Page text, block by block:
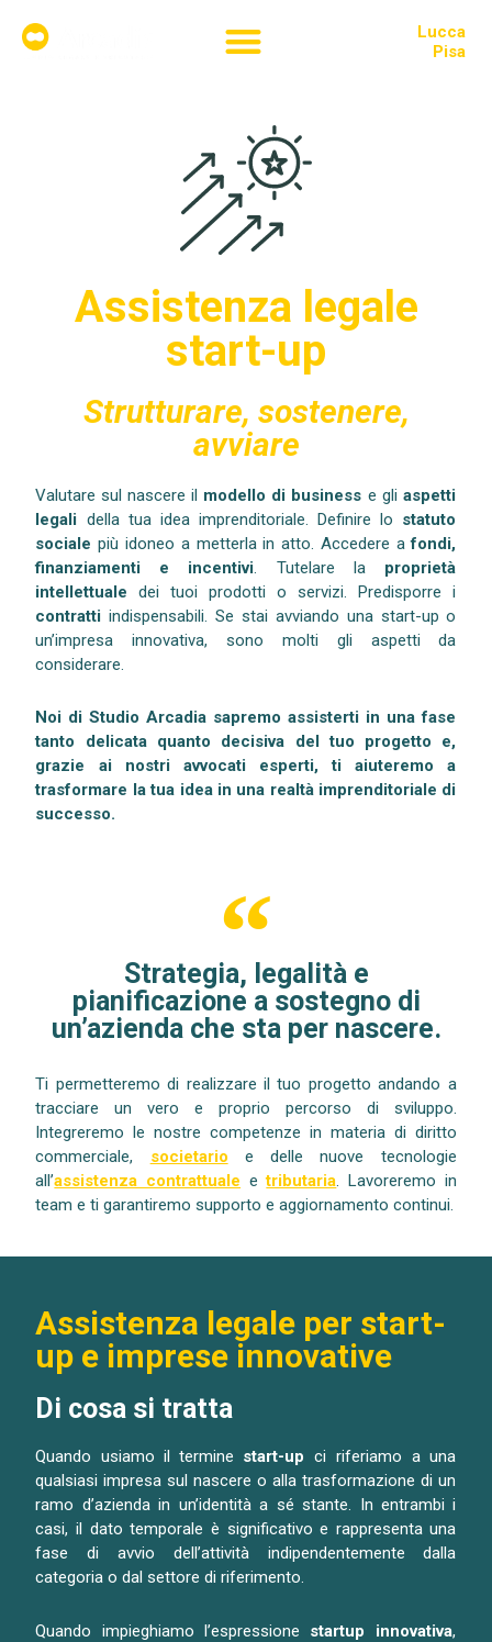
Lucca
Pisa
Assistenza legale
start-up
Strutturare, sostenere,
avviare
Valutare sul nascere il modello di business e gliaspetti
legali della tua idea imprenditoriale. Definire lo statuto
sociale più idoneo a metterla in atto. Accedere afondi,
finanziamenti e incentivi. Tutelare la proprietà
intellettuale dei tuoi prodotti o servizi. Predisporre i
contratti indispensabili. Se stai avviando una start-up o
un’impresa innovativa, sono molti gli aspetti da
considerare.
Noi di Studio Arcadia sapremo assisterti in una fase
tanto delicata quanto decisiva del tuo progetto e,
grazie ai nostri avvocati esperti, ti aiuteremo a
trasformare la tua idea in una realtà imprenditoriale di
successo.
Strategia, legalità e
pianificazione a sostegno di
un’azienda che sta per nascere.
Ti permetteremo di realizzare il tuo progetto andando a
tracciare un vero e proprio percorso di sviluppo.
Integreremo le nostre competenze in materia di diritto
commerciale, societario
e delle nuove tecnologie
all’assistenza contrattuale etributaria. Lavoreremo in
team e ti garantiremo supporto e aggiornamento continui.
Assistenza legale per start-
up e imprese innovative
Di cosa si tratta
Quando usiamo il termine start-up ci riferiamo a una
qualsiasi impresa sul nascere o alla trasformazione di un
ramo d’azienda in un’identità a sé stante. In entrambi i
casi, il dato temporale è significativo e rappresenta una
fase di avvio dell’attività indipendentemente dalla
categoria o dal settore di riferimento.
Quando impieghiamo l’espressione startup innovativa,